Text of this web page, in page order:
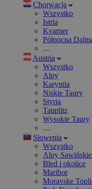
Chorwacja
Wszystko
Istria
Kvarner
Północna
…
Austria
Wszystko
Alpy
Karyntia
Niskie Taury
Styria
Tauplitz
Wysokie Taury
…
Słowenia
Wszystko
Alpy Sawińskie
Bled i okolice
Maribor
Moravske